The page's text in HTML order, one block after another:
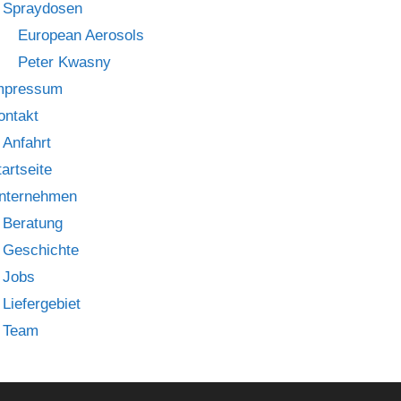
Spraydosen
European Aerosols
Peter Kwasny
Anfahrt
Beratung
Geschichte
Jobs
Liefergebiet
Team